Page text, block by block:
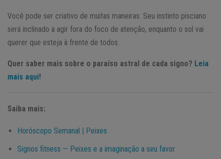
Você pode ser criativo de muitas maneiras. Seu instinto pisciano
será inclinado a agir fora do foco de atenção, enquanto o sol vai
querer que esteja à frente de todos.
Quer saber mais sobre o paraíso astral de cada signo? Leia
mais aqui!
Saiba mais:
Horóscopo Semanal | Peixes
Signos fitness — Peixes e a imaginação a seu favor